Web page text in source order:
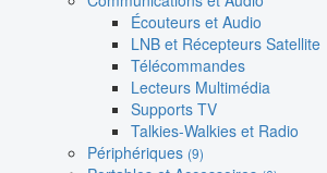
Écouteurs et Audio
LNB et Récepteurs Satellite
Télécommandes
Lecteurs Multimédia
Supports TV
Talkies-Walkies et Radio
Périphériques (9)